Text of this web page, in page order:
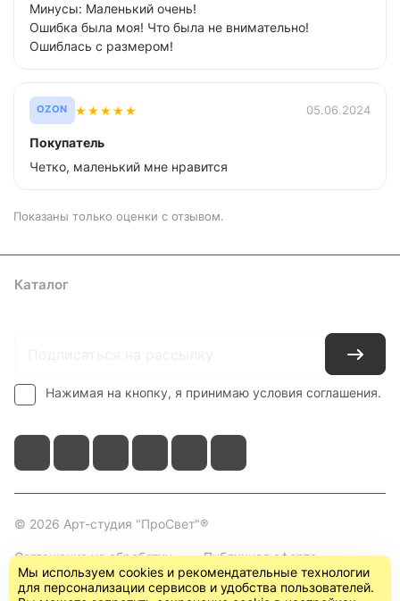
Минусы: Маленький очень!
Ошибка была моя! Что была не внимательно!
Ошиблась с размером!
OZON ★★★★★ 05.06.2024
Покупатель
Четко, маленький мне нравится
Показаны только оценки с отзывом.
Каталог
Нажимая на кнопку, я принимаю условия соглашения.
© 2026 Арт-студия "ПроСвет"®
Соглашение на обработку
персональных данных
Публичная оферта
(пользовательское
соглашение)
Мы используем cookies и рекомендательные технологии
для персонализации сервисов и удобства пользователей.